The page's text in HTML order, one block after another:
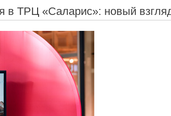
в ТРЦ «Саларис»: новый